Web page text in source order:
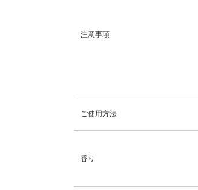
注意事項
ご使用方法
香り